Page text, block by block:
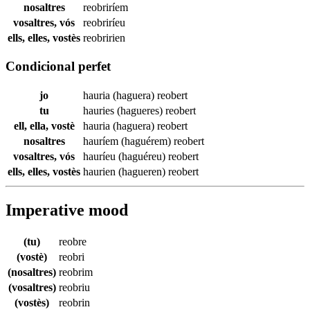
nosaltres
reobriríem
vosaltres, vós
reobriríeu
ells, elles, vostès reobririen
Condicional perfet
jo hauria (haguera) reobert
tu
hauries (hagueres) reobert
ell, ella, vostè
hauria (haguera) reobert
nosaltres
hauríem (haguérem) reobert
vosaltres, vós
hauríeu (haguéreu) reobert
ells, elles, vostès haurien (hagueren) reobert
Imperative mood
(tu)
reobre
(vostè)
reobri
(nosaltres) reobrim
(vosaltres) reobriu
(vostès)
reobrin